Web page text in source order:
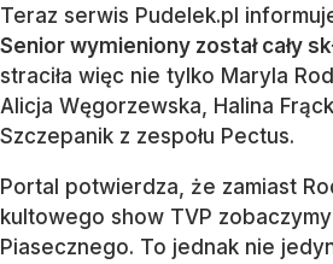
Teraz serwis Pudelek.pl
Senior wymieniony został cały
straciła więc nie tylko Maryla
Alicja Węgorzewska, Halina
Szczepanik z zespołu Pectus.
Portal potwierdza, że zamiast
kultowego show TVP
Piasecznego. To jednak nie